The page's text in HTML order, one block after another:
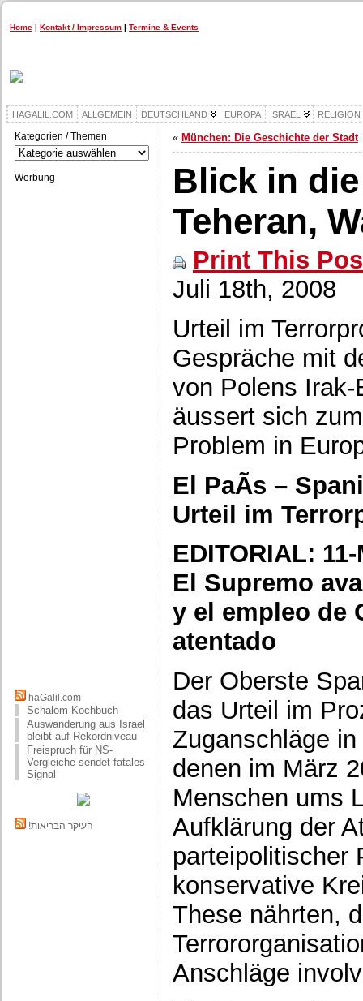
Home | Kontakt / Impressum | Termine & Events
HAGALIL.COM ALLGEMEIN DEUTSCHLAND EUROPA ISRAEL RELIGION
Kategorien / Themen
Kategorien
/
Themen
Werbung
haGalil.com
Schalom Kochbuch
Auswanderung aus Israel
bleibt auf Rekordniveau
Freispruch für NS-
Vergleiche sendet fatales
Signal
!העיקר הבריאות
« München: Die Geschichte der Stadt
Blick in
Teheran,
Print This
Juli 18th, 2008
Urteil im
Gespräche mit
von Polens
äussert sich
Problem in
El PaÃ­s –
Urteil im
EDITORIAL:
El Supremo
y el empleo de
atentado
Der Oberste
das Urteil im
Zuganschläge
denen im März
Menschen ums
Aufklärung der
parteipolitischer
konservative
These nährten,
Anschläge